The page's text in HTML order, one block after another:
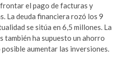
el pago de facturas y
La deuda financiera rozó los 9
se sitúa en 6,5 millones. La
también ha supuesto un ahorro
aumentar las inversiones.